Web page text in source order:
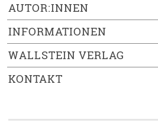
AUTOR:INNEN
INFORMATIONEN
WALLSTEIN VERLAG
KONTAKT